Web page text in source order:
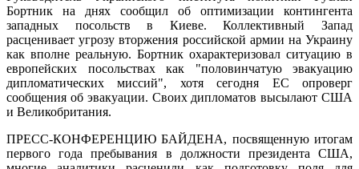
Бортник на днях сообщил об оптимизации контингента
западных посольств в Киеве. Коллективный Запад
расценивает угрозу вторжения российской армии на Украину
как вполне реальную. Бортник охарактеризовал ситуацию в
европейских посольствах как "половинчатую эвакуацию
дипломатических миссий", хотя сегодня ЕС опроверг
сообщения об эвакуации. Своих дипломатов высылают США
и Великобритания.
ПРЕСС-КОНФЕРЕНЦИЮ БАЙДЕНА, посвященную итогам
первого года пребывания в должности президента США,